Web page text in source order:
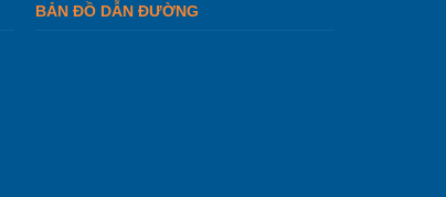
BẢN ĐỒ DẪN ĐƯỜNG